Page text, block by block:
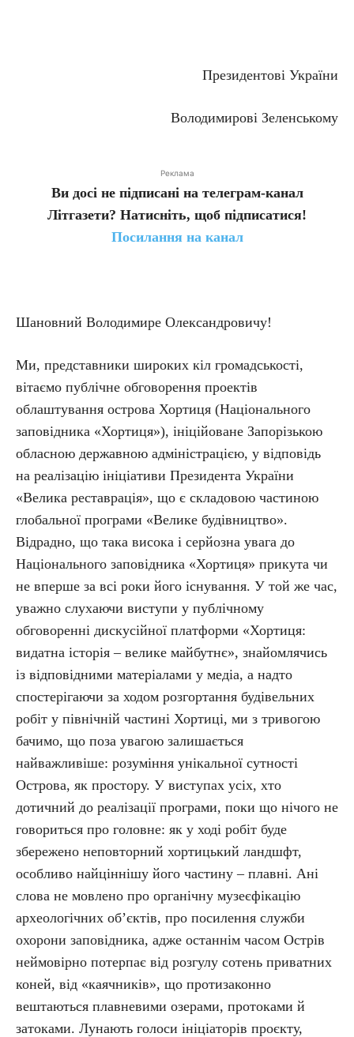
Президентові України
Володимирові Зеленському
Реклама
Ви досі не підписані на телеграм-канал
Літгазети? Натисніть, щоб підписатися!
Посилання на канал
Шановний Володимире Олександровичу!
Ми, представники широких кіл громадськості,
вітаємо публічне обговорення проектів
облаштування острова Хортиця (Національного
заповідника «Хортиця»), ініційоване Запорізькою
обласною державною адміністрацією, у відповідь
на реалізацію ініціативи Президента України
«Велика реставрація», що є складовою частиною
глобальної програми «Велике будівництво».
Відрадно, що така висока і серйозна увага до
Національного заповідника «Хортиця» прикута чи
не вперше за всі роки його існування. У той же час,
уважно слухаючи виступи у публічному
обговоренні дискусійної платформи «Хортиця:
видатна історія – велике майбутнє», знайомлячись
із відповідними матеріалами у медіа, а надто
спостерігаючи за ходом розгортання будівельних
робіт у північній частині Хортиці, ми з тривогою
бачимо, що поза увагою залишається
найважливіше: розуміння унікальної сутності
Острова, як простору. У виступах усіх, хто
дотичний до реалізації програми, поки що нічого не
говориться про головне: як у ході робіт буде
збережено неповторний хортицький ландшфт,
особливо найціннішу його частину – плавні. Ані
слова не мовлено про органічну музеєфікацію
археологічних об’єктів, про посилення служби
охорони заповідника, адже останнім часом Острів
неймовірно потерпає від розгулу сотень приватних
коней, від «каячників», що протизаконно
вештаються плавневими озерами, протоками й
затоками. Лунають голоси ініціаторів проєкту,